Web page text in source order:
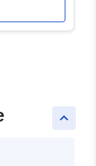
keyboard_arrow_up